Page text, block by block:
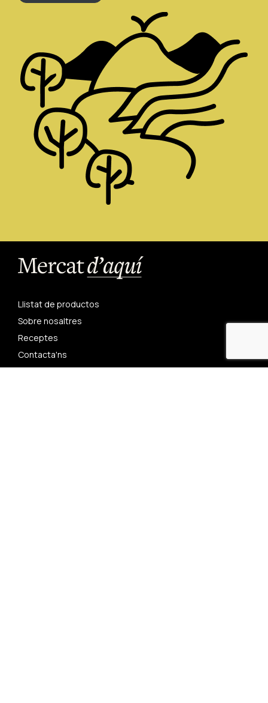
Llistat de productos
Sobre nosaltres
Receptes
Contacta'ns
Restaurants